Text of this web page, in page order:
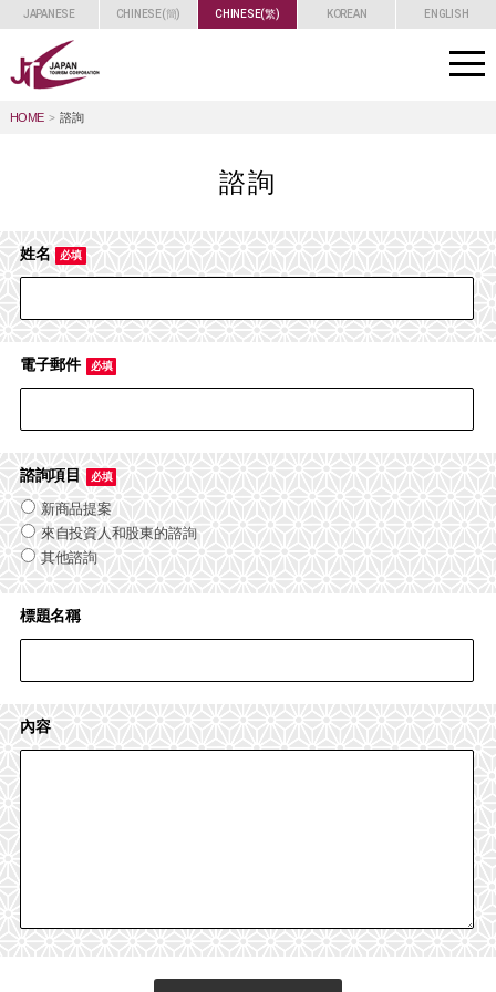
JAPANESE CHINESE(簡) CHINESE(繁) KOREAN ENGLISH
toggle
HOME 諮詢
諮詢
姓名 必填
電子郵件 必填
諮詢項目 必填
新商品提案
來自投資人和股東的諮詢
其他諮詢
標題名稱
內容